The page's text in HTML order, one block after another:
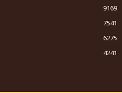
9169
7541
6275
4241